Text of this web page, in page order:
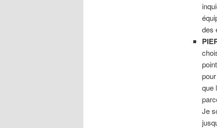
des
que
Je